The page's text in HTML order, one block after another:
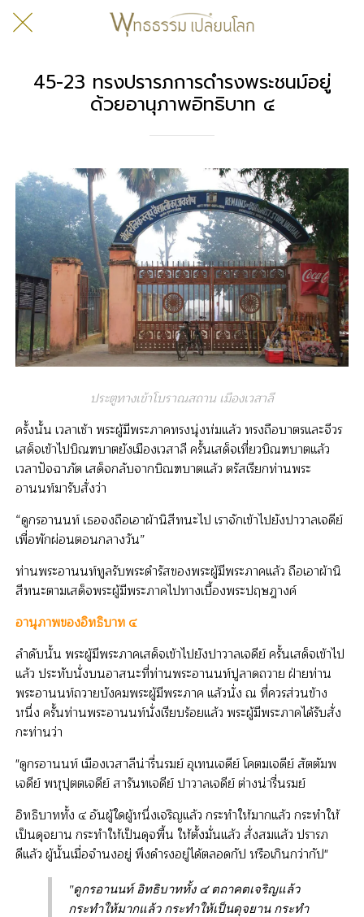
45-23 ทรงปรารภการดำรงพระชนม์อยู่
ด้วยอานุภาพอิทธิบาท ๔
ประตูทางเข้าโบราณสถาน เมืองเวสาลี
ครั้งนั้น เวลาเช้า พระผู้มีพระภาคทรงนุ่งห่มแล้ว ทรงถือบาตรและจีวร
เสด็จเข้าไปบิณฑบาตยังเมืองเวสาลี ครั้นเสด็จเที่ยวบิณฑบาตแล้ว
เวลาปัจฉาภัต เสด็จกลับจากบิณฑบาตแล้ว ตรัสเรียกท่านพระ
อานนท์มารับสั่งว่า
“ดูกรอานนท์ เธอจงถือเอาผ้านิสีทนะไป เราจักเข้าไปยังปาวาลเจดีย์
เพื่อพักผ่อนตอนกลางวัน”
ท่านพระอานนท์ทูลรับพระดำรัสของพระผู้มีพระภาคแล้ว ถือเอาผ้านิ
สีทนะตามเสด็จพระผู้มีพระภาคไปทางเบื้องพระปฤษฎางค์
อานุภาพของอิทธิบาท ๔
ลำดับนั้น พระผู้มีพระภาคเสด็จเข้าไปยังปาวาลเจดีย์ ครั้นเสด็จเข้าไป
แล้ว ประทับนั่งบนอาสนะที่ท่านพระอานนท์ปูลาดถวาย ฝ่ายท่าน
พระอานนท์ถวายบังคมพระผู้มีพระภาค แล้วนั่ง ณ ที่ควรส่วนข้าง
หนึ่ง ครั้นท่านพระอานนท์นั่งเรียบร้อยแล้ว พระผู้มีพระภาคได้รับสั่ง
กะท่านว่า
"ดูกรอานนท์ เมืองเวสาลีน่ารื่นรมย์ อุเทนเจดีย์ โคตมเจดีย์ สัตตัมพ
เจดีย์ พหุปุตตเจดีย์ สารันทเจดีย์ ปาวาลเจดีย์ ต่างน่ารื่นรมย์
อิทธิบาททั้ง ๔ อันผู้ใดผู้หนึ่งเจริญแล้ว กระทำให้มากแล้ว กระทำให้
เป็นดุจยาน กระทำให้เป็นดุจพื้น ให้ตั้งมั่นแล้ว สั่งสมแล้ว ปรารภ
ดีแล้ว ผู้นั้นเมื่อจำนงอยู่ พึงดำรงอยู่ได้ตลอดกัป หรือเกินกว่ากัป"
"ดูกรอานนท์ อิทธิบาททั้ง ๔ ตถาคตเจริญแล้ว
กระทำให้มากแล้ว กระทำให้เป็นดุจยาน กระทำ